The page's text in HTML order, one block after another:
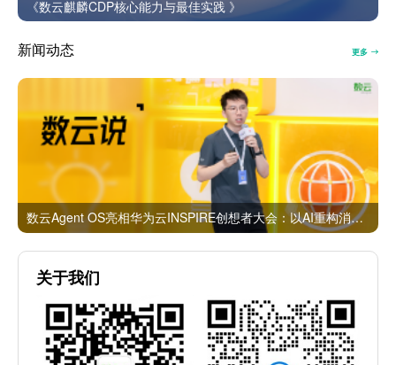
《数云麒麟CDP核心能力与最佳实践 》
新闻动态 更多
数云Agent OS亮相华为云INSPIRE创想者大会：以AI重构消费者运营与零售营销新范式
关于我们